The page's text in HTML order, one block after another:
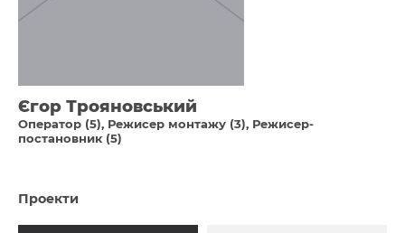
Єгор Трояновський
Оператор (5) Режисер монтажу (3) Режисер-
постановник (5)
Проекти